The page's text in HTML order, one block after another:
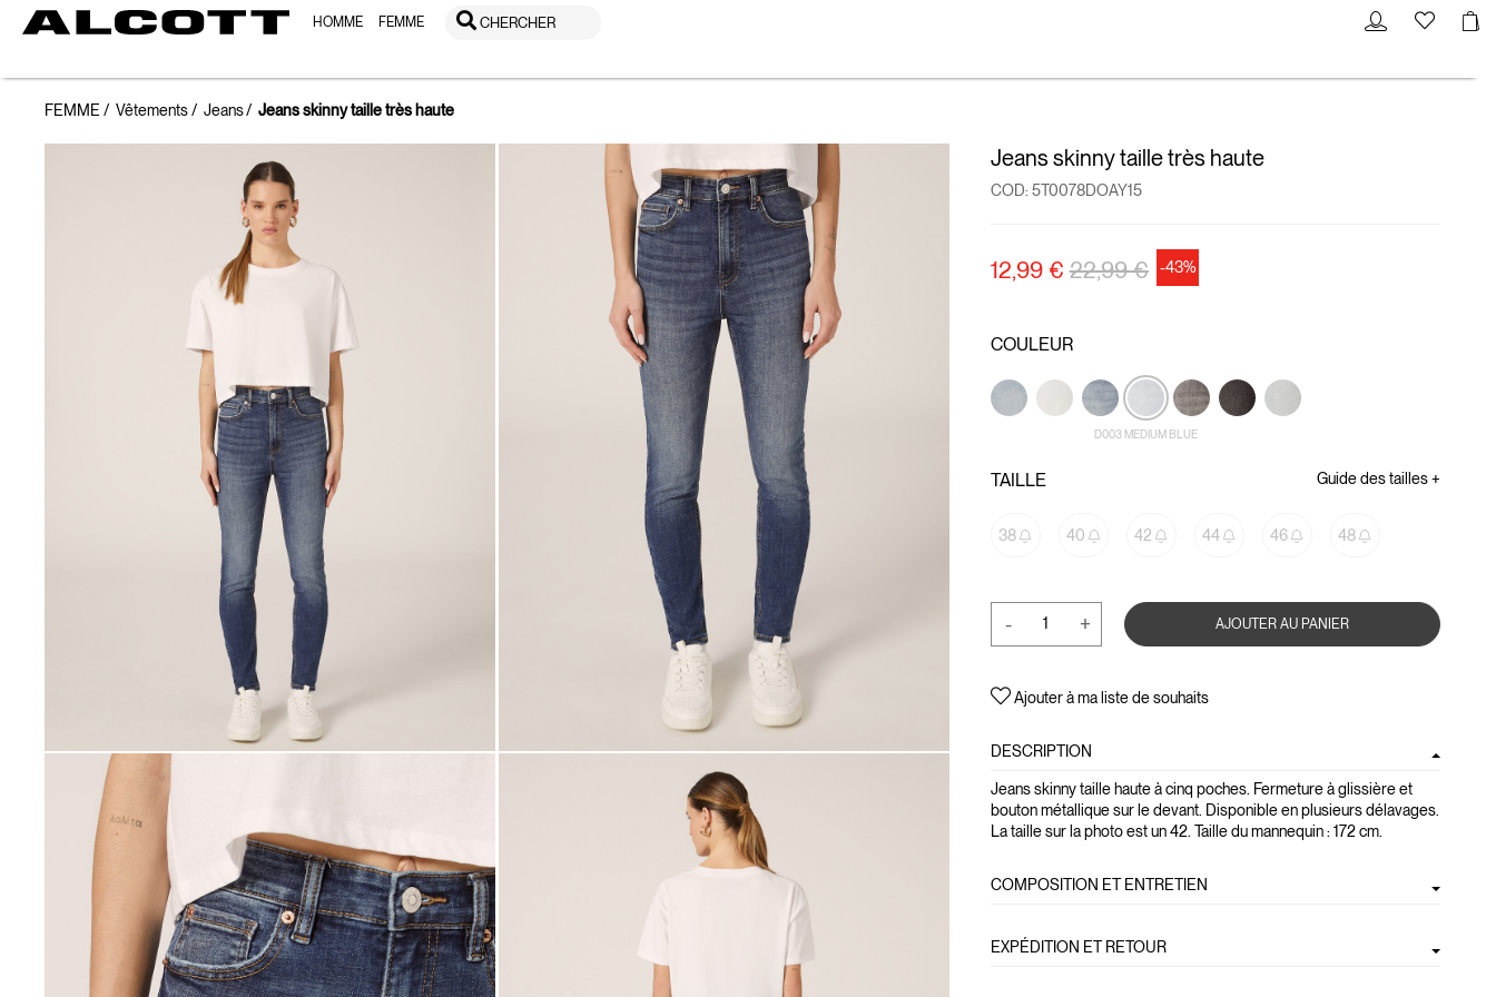
HOMME FEMME CHERCHER
FEMME Vêtements Jeans Jeans skinny taille très haute
Jeans skinny taille très haute
COD: 5T0078DOAY15
12,99 €Prix réduit de
22,99 €à -43%
COULEUR
D003 MEDIUM BLUE
TAILLE
38 40 42 44 46 48
Guide des tailles +
- + AJOUTER AU PANIER
Ajouter à ma liste de souhaits
DESCRIPTION
Jeans skinny taille haute à cinq poches. Fermeture à glissière et
bouton métallique sur le devant. Disponible en plusieurs délavages.
La taille sur la photo est un 42. Taille du mannequin : 172 cm.
COMPOSITION ET ENTRETIEN
EXPÉDITION ET RETOUR